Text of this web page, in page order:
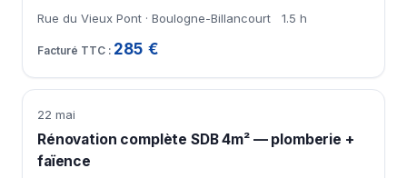
Rue du Vieux Pont · Boulogne-Billancourt 1.5 h
285 €
22 mai
Rénovation complète SDB 4m² — plomberie +
faïence